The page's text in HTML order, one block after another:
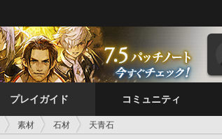
プレイガイド コミュニティ
素材 石材 天青石